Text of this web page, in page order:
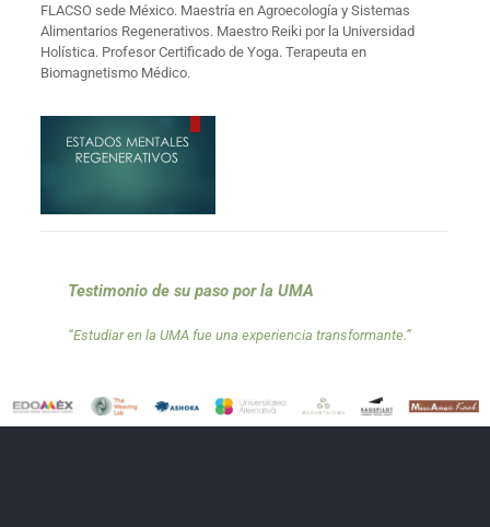
FLACSO sede México. Maestría en Agroecología y Sistemas
Alimentarios Regenerativos. Maestro Reiki por la Universidad
Holística. Profesor Certificado de Yoga. Terapeuta en
Biomagnetismo Médico.
Testimonio de su paso por la UMA
“Estudiar en la UMA fue una experiencia transformante.”